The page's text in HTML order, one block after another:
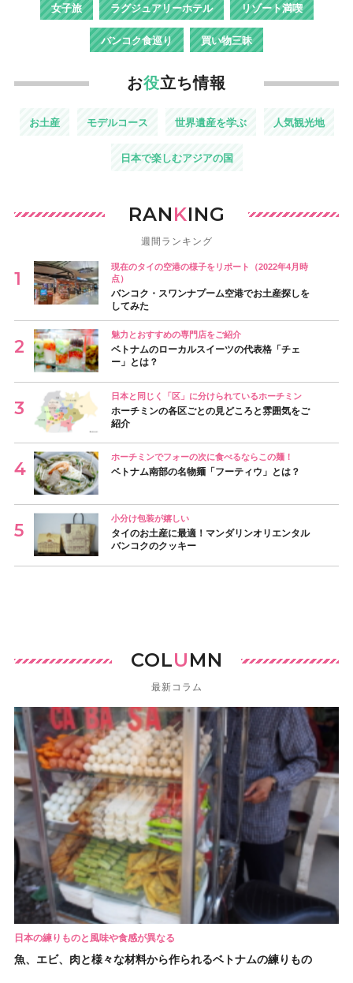
女子旅 ラグジュアリーホテル リゾート満喫
バンコク食巡り 買い物三昧
お役立ち情報
お土産 モデルコース 世界遺産を学ぶ 人気観光地
日本で楽しむアジアの国
RANKING
週間ランキング
現在のタイの空港の様子をリポート（2022年4月時
点）
バンコク・スワンナプーム空港でお土産探しを
してみた
魅力とおすすめの専門店をご紹介
ベトナムのローカルスイーツの代表格「チェ
ー」とは？
日本と同じく「区」に分けられているホーチミン
ホーチミンの各区ごとの見どころと雰囲気をご
紹介
ホーチミンでフォーの次に食べるならこの麺！
ベトナム南部の名物麺「フーティウ」とは？
小分け包装が嬉しい
タイのお土産に最適！マンダリンオリエンタル
バンコクのクッキー
COLUMN
最新コラム
日本の練りものと風味や食感が異なる
魚、エビ、肉と様々な材料から作られるベトナムの練りもの